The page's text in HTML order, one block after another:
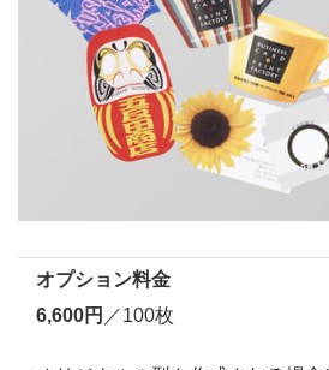
オプション料金
6,600円 ／100枚